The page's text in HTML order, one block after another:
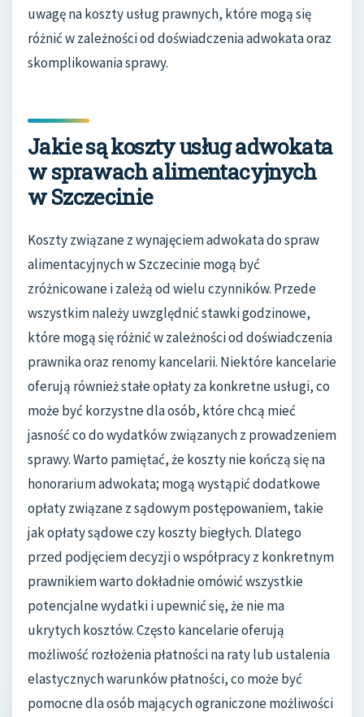
uwagę na koszty usług prawnych, które mogą się
różnić w zależności od doświadczenia adwokata oraz
skomplikowania sprawy.
Jakie są koszty usług adwokata
w sprawach alimentacyjnych
w Szczecinie
Koszty związane z wynajęciem adwokata do spraw
alimentacyjnych w Szczecinie mogą być
zróżnicowane i zależą od wielu czynników. Przede
wszystkim należy uwzględnić stawki godzinowe,
które mogą się różnić w zależności od doświadczenia
prawnika oraz renomy kancelarii. Niektóre kancelarie
oferują również stałe opłaty za konkretne usługi, co
może być korzystne dla osób, które chcą mieć
jasność co do wydatków związanych z prowadzeniem
sprawy. Warto pamiętać, że koszty nie kończą się na
honorarium adwokata; mogą wystąpić dodatkowe
opłaty związane z sądowym postępowaniem, takie
jak opłaty sądowe czy koszty biegłych. Dlatego
przed podjęciem decyzji o współpracy z konkretnym
prawnikiem warto dokładnie omówić wszystkie
potencjalne wydatki i upewnić się, że nie ma
ukrytych kosztów. Często kancelarie oferują
możliwość rozłożenia płatności na raty lub ustalenia
elastycznych warunków płatności, co może być
pomocne dla osób mających ograniczone możliwości